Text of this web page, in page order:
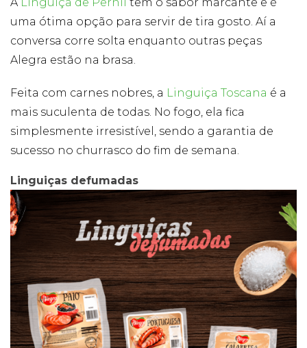
uma ótima opção para servir de tira gosto. Aí a
conversa corre solta enquanto outras peças
Alegra estão na brasa.
Feita com carnes nobres, a Linguiça Toscana é a
mais suculenta de todas. No fogo, ela fica
simplesmente irresistível, sendo a garantia de
sucesso no churrasco do fim de semana.
Linguiças defumadas